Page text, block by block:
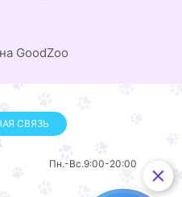
GoodZoo
СВЯЗЬ
Пн.-Вс.9:00-20:00